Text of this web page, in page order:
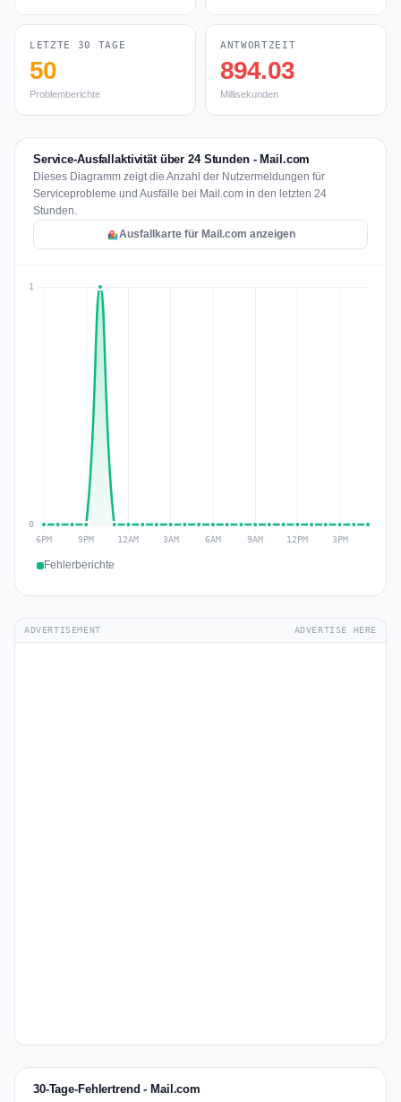
LETZTE 30 TAGE
50
Problemberichte
ANTWORTZEIT
894.03
Millisekunden
Service-Ausfallaktivität über 24 Stunden - Mail.com
Dieses Diagramm zeigt die Anzahl der Nutzermeldungen für
Serviceprobleme und Ausfälle bei Mail.com in den letzten 24
Stunden.
Ausfallkarte für Mail.com anzeigen
Fehlerberichte
ADVERTISEMENT ADVERTISE HERE
30-Tage-Fehlertrend - Mail.com